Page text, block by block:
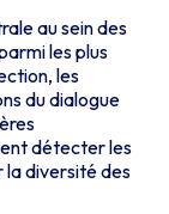
au sein des
les plus
les
du dialogue
détecter les
la diversité des